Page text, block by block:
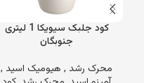
کود جلبک سیویکا 1 لیتری
جنوبگان
محرک رشد , هیومیک اسید ,